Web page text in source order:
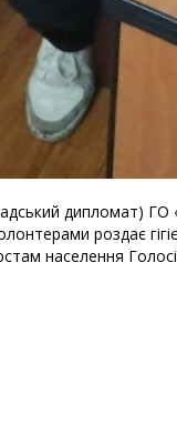
дипломат)
роздає
населення